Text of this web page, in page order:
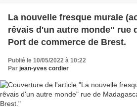
La nouvelle fresque murale
rêvais d'un autre monde" rue
Port de commerce de Brest.
Publié le 10/05/2022 à 10:22
Par jean-yves cordier